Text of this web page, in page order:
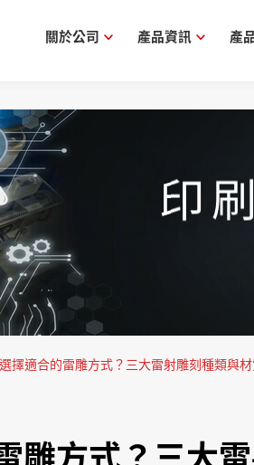
關於公司 產品資訊 產
印
擇適合的雷雕方式？三大雷射雕刻種類與